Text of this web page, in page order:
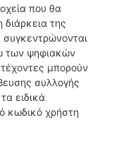
που θα
της
των ψηφιακών
μπορούν
συλλογής
ειδικά
κωδικό χρήστη